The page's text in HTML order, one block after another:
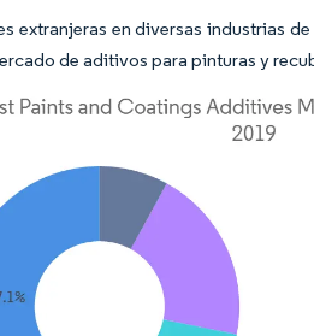
extranjeras en diversas industrias
de aditivos para pinturas y